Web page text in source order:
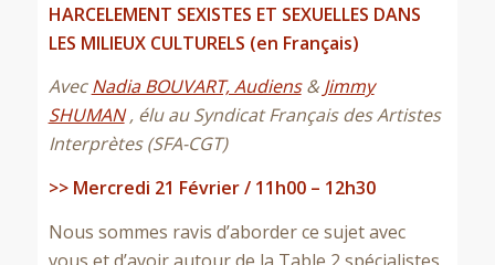
HARCELEMENT SEXISTES ET SEXUELLES DANS
LES MILIEUX CULTURELS (en Français)
AvecNadia BOUVART, Audiens& Jimmy
SHUMAN, élu au Syndicat Français des Artistes
Interprètes (SFA-CGT)
>> Mercredi 21 Février / 11h00 – 12h30
Nous sommes ravis d’aborder ce sujet avec